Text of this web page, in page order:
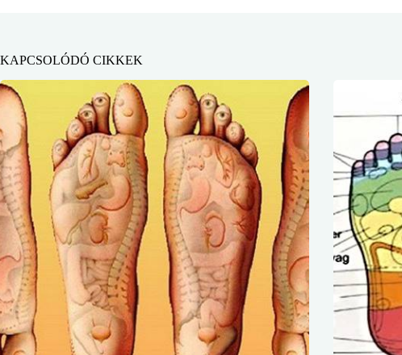
KAPCSOLÓDÓ CIKKEK